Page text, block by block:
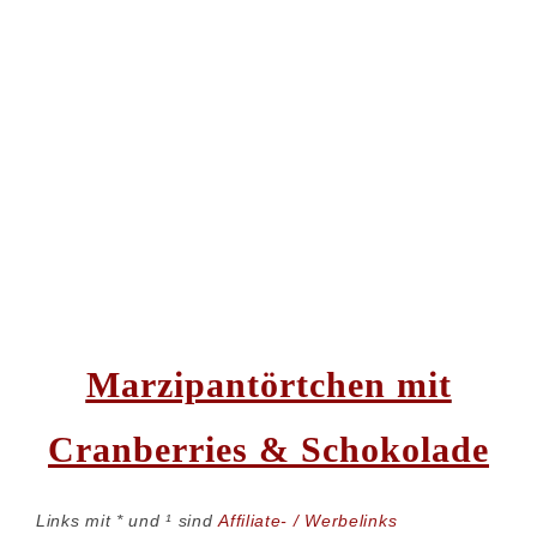
Marzipantörtchen mit
Cranberries & Schokolade
Links mit * und ¹ sindAffiliate- / Werbelinks